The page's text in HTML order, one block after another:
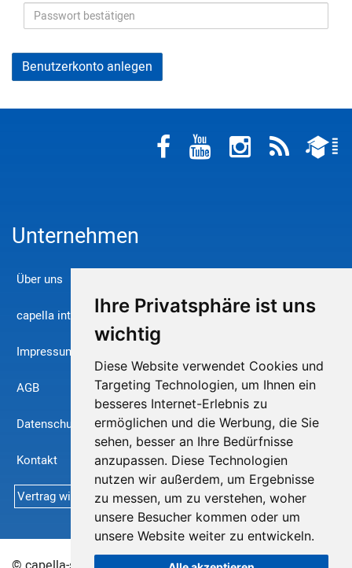
Ihre Privatsphäre ist uns
wichtig
Diese Website verwendet Cookies und
Targeting Technologien, um Ihnen ein
besseres Internet-Erlebnis zu
ermöglichen und die Werbung, die Sie
sehen, besser an Ihre Bedürfnisse
anzupassen. Diese Technologien
nutzen wir außerdem, um Ergebnisse
zu messen, um zu verstehen, woher
unsere Besucher kommen oder um
unsere Website weiter zu entwickeln.
Unternehmen
Über uns
capella international
Impressum
AGB
Datenschutz
Kontakt
Vertrag widerrufen